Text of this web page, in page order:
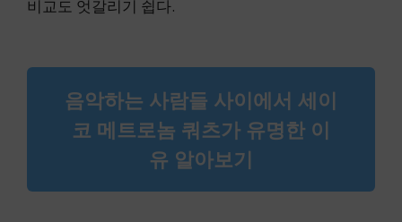
비교도 엇갈리기 쉽다.
음악하는 사람들 사이에서 세이
코 메트로놈 쿼츠가 유명한 이
유 알아보기